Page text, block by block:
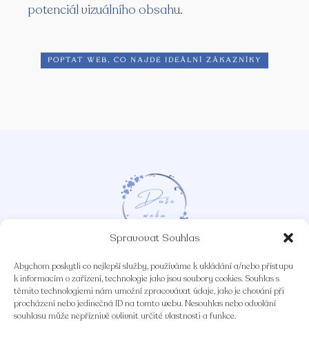
Spravovat Souhlas
Abychom poskytli co nejlepší služby, používáme k ukládání a/nebo přístupu
k informacím o zařízení, technologie jako jsou soubory cookies. Souhlas s
těmito technologiemi nám umožní zpracovávat údaje, jako je chování při
procházení nebo jedinečná ID na tomto webu. Nesouhlas nebo odvolání
souhlasu může nepříznivě ovlivnit určité vlastnosti a funkce.
potenciál vizuálního obsahu.
poptat web, co najde ideální zákazníky